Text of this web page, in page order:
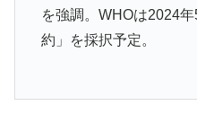
を強調。WHOは2024
約」を採択予定。